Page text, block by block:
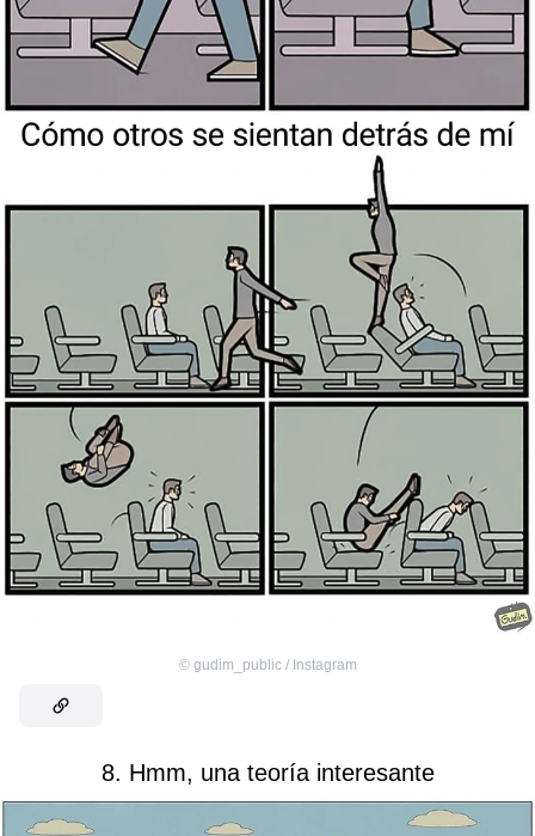
© gudim_public / Instagram
8. Hmm, una teoría interesante